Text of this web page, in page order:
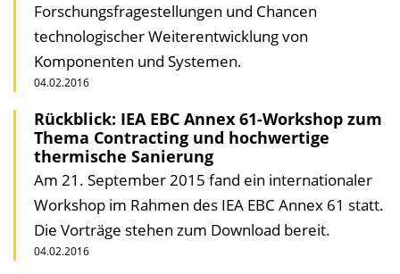
Forschungsfragestellungen und Chancen
technologischer Weiterentwicklung von
Komponenten und Systemen.
04.02.2016
Rückblick: IEA EBC Annex 61-Workshop zum
Thema Contracting und hochwertige
thermische Sanierung
Am 21. September 2015 fand ein internationaler
Workshop im Rahmen des IEA EBC Annex 61 statt.
Die Vorträge stehen zum Download bereit.
04.02.2016